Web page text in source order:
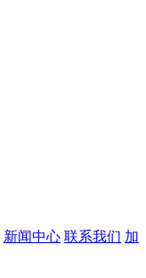
新闻中心 联系我们 加